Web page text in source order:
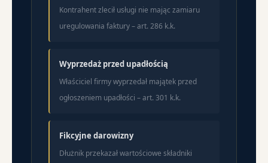
Kontrahent zlecił usługi nie mając zamiaru
uregulowania faktury – art. 286 k.k.
Wyprzedaż przed upadłością
Właściciel firmy wyprzedał majątek przed
ogłoszeniem upadłości – art. 301 k.k.
Fikcyjne darowizny
Dłużnik przekazał wartościowe składniki